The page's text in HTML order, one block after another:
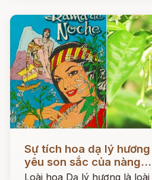
Sự tích hoa dạ lý
yêu son sắc của nàng...
Loài hoa Dạ lý hương là